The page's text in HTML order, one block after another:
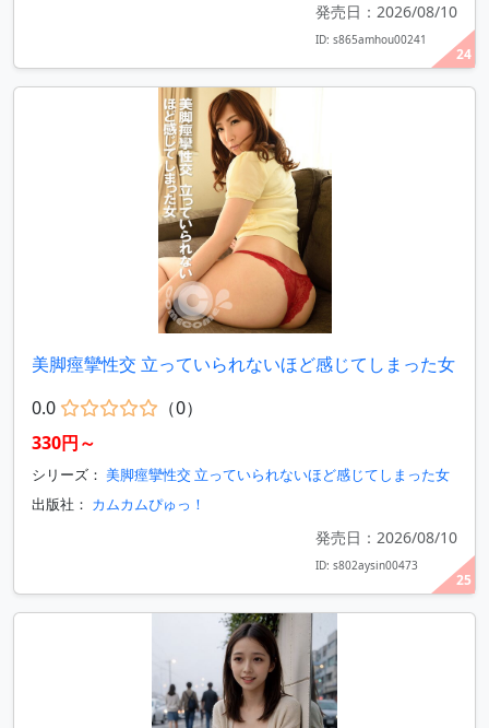
24
発売日：2026/08/10
ID: s865amhou00241
25
美脚痙攣性交 立っていられないほど感じてしまった女
0.0
（0）
330円～
シリーズ： 美脚痙攣性交 立っていられないほど感じてしまった女
出版社： カムカムぴゅっ！
発売日：2026/08/10
ID: s802aysin00473